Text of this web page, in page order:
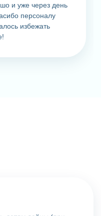
и уже через день
персоналу
избежать